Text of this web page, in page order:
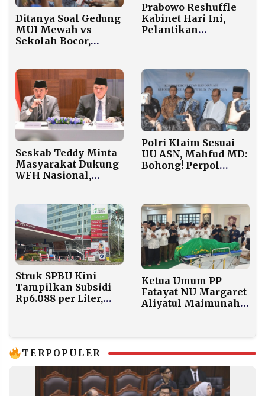
Ditanya Soal Gedung
MUI Mewah vs
Sekolah Bocor,
Prabowo Reshuffle
Kabinet Hari Ini,
Pelantikan
Seskab Teddy Minta
Masyarakat Dukung
WFH Nasional,
Dievaluasi Dua Bulan
Polri Klaim Sesuai
UU ASN, Mahfud MD:
Bohong! Perpol
Struk SPBU Kini
Tampilkan Subsidi
Rp6.088 per Liter,
Ketua Umum PP
Fatayat NU Margaret
Aliyatul Maimunah
TERPOPULER